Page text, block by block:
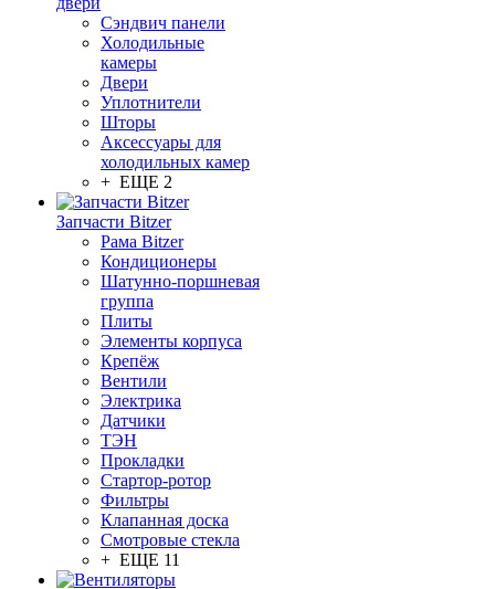
Сэндвич панели
Холодильные
камеры
Двери
Уплотнители
Шторы
Аксессуары для
холодильных камер
+ ЕЩЕ 2
Запчасти Bitzer
Рама Bitzer
Кондиционеры
Шатунно-поршневая
группа
Плиты
Элементы корпуса
Крепёж
Вентили
Электрика
Датчики
ТЭН
Прокладки
Стартор-ротор
Фильтры
Клапанная доска
Смотровые стекла
+ ЕЩЕ 11